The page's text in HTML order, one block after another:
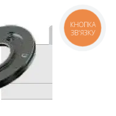
КНОПКА
ЗВ'ЯЗКУ